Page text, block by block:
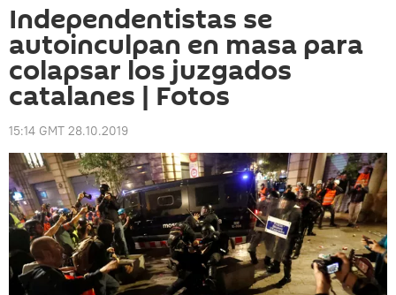
Independentistas se
autoinculpan en masa para
colapsar los juzgados
catalanes | Fotos
15:14 GMT 28.10.2019